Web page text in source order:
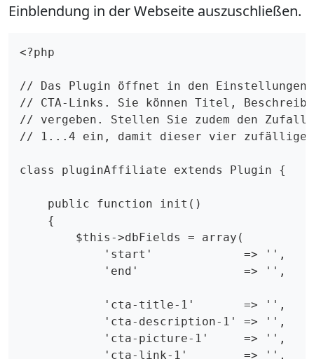
Einblendung in der Webseite auszuschließen.
<?php
// Das Plugin öffnet in den
// CTA-Links. Sie können Titel,
// vergeben. Stellen Sie zudem den
// 1...4 ein, damit dieser vier zufällige
class pluginAffiliate extends Plugin {
    public function init()
    {
        $this->dbFields = array(
            'start'             => '',
            'end'               => '',
            'cta-title-1'       => '',
            'cta-description-1' => '',
            'cta-picture-1'     => '',
            'cta-link-1'        => '',